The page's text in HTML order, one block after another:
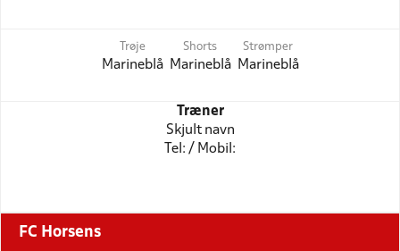
Trøje
Marineblå
Shorts
Marineblå
Strømper
Marineblå
Træner
Skjult navn
Tel: / Mobil:
FC Horsens